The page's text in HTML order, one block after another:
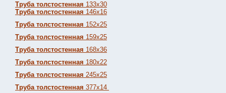
Труба толстостенная 133х30
Труба толстостенная 146х16
Труба толстостенная 152х25
Труба толстостенная 159х25
Труба толстостенная 168х36
Труба толстостенная 180х22
Труба толстостенная 245х25
Труба толстостенная 377х14